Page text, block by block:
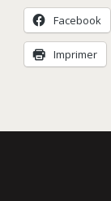
Facebook
Imprimer